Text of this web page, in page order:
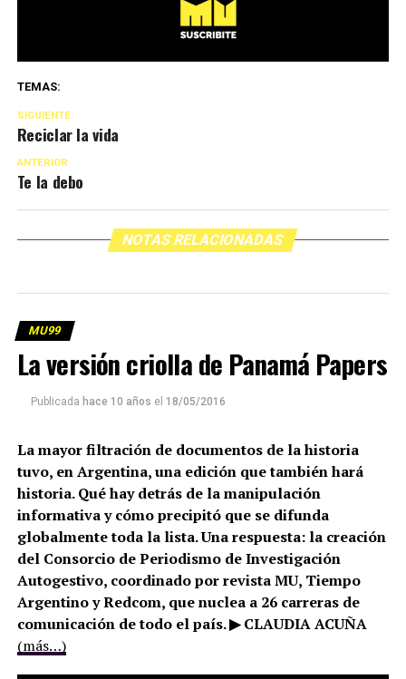
TEMAS:
SIGUIENTE
Reciclar la vida
ANTERIOR
Te la debo
NOTAS RELACIONADAS
MU99
La versión criolla de Panamá Papers
Publicada hace 10 años el 18/05/2016
La mayor filtración de documentos de la historia
tuvo, en Argentina, una edición que también hará
historia. Qué hay detrás de la manipulación
informativa y cómo precipitó que se difunda
globalmente toda la lista. Una respuesta: la creación
del Consorcio de Periodismo de Investigación
Autogestivo, coordinado por revista MU, Tiempo
Argentino y Redcom, que nuclea a 26 carreras de
comunicación de todo el país. ▶ CLAUDIA ACUÑA
(más…)